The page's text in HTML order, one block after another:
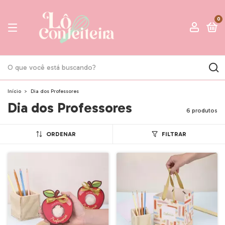
0
Início > Dia dos Professores
Dia dos Professores 6 produtos
ORDENAR FILTRAR